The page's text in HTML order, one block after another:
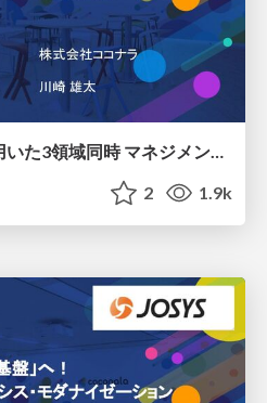
SREのプラクティスを用いた3領域同時 マネジメントへの挑戦 〜SRE・情シス・セキュリティを統合した チーム運営術〜
2 1.9k